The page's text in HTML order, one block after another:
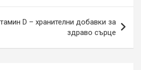
D – хранителни добавки за
здраво сърце